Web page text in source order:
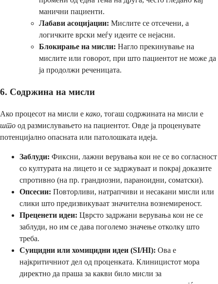
манични пациенти.
Лабави асоцијации: Мислите се отсечени, а
логичките врски меѓу идеите се нејасни.
Блокирање на мисли: Нагло прекинување на
мислите или говорот, при што пациентот не може да
ја продолжи реченицата.
6. Содржина на мисли
Ако процесот на мисли е како, тогаш содржината на мисли е
што од размислувањето на пациентот. Овде ја проценувате
потенцијално опасната или патолошката идеја.
Заблуди: Фиксни, лажни верувања кои не се во согласност
со културата на лицето и се задржуваат и покрај доказите
спротивно (на пр. грандиозни, параноидни, соматски).
Опсесии: Повторливи, натрапчиви и несакани мисли или
слики што предизвикуваат значителна вознемиреност.
Преценети идеи: Цврсто задржани верувања кои не се
заблуди, но им се дава поголемо значење отколку што
треба.
Суицидни или хомицидни идеи (SI/HI): Ова е
најкритичниот дел од проценката. Клиницистот мора
директно да праша за какви било мисли за